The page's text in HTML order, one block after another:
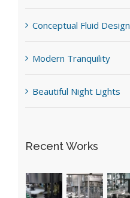
Conceptual Fluid Design
Modern Tranquility
Beautiful Night Lights
Recent Works